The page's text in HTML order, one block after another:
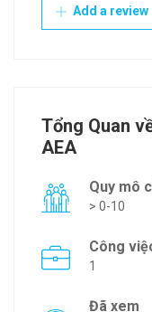
Add a review
Tổng Quan
AEA
Quy mô
> 0-10
Công
1
Đã xem